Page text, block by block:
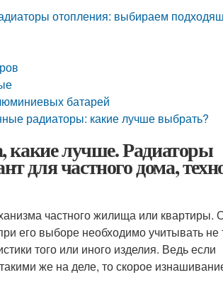
отопления: выбираем
батарей
радиаторы: какие лучше выбрать?
какие лучше. Радиаторы
для частного дома,
частного жилища или квартиры.
его выборе необходимо учитывать не
того или иного изделия. Ведь если
же на деле, то скорое